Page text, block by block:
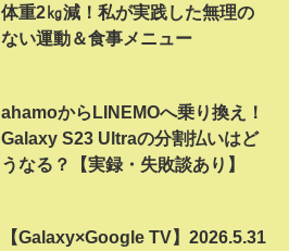
体重2㎏減！私が実践した無理の
ない運動＆食事メニュー
ahamoからLINEMOへ乗り換え！
Galaxy S23 Ultraの分割払いはど
うなる？【実録・失敗談あり】
【Galaxy×Google TV】2026.5.31